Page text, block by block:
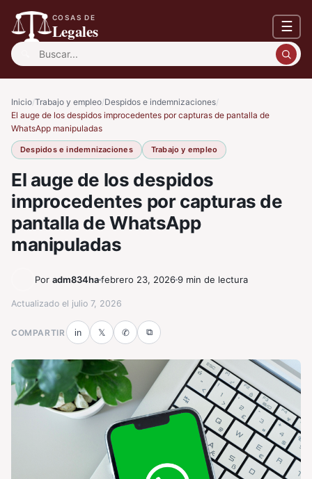
COSAS DE
Legales ☰
Buscar:
Inicio/Trabajo y empleo/Despidos e indemnizaciones/
El auge de los despidos improcedentes por capturas de pantalla de
WhatsApp manipuladas
Despidos e indemnizaciones Trabajo y empleo
El auge de los despidos
improcedentes por capturas de
pantalla de WhatsApp
manipuladas
Por adm834hafebrero 23, 20269 min de lectura
Actualizado el julio 7, 2026
COMPARTIR in 𝕏 ✆ ⧉